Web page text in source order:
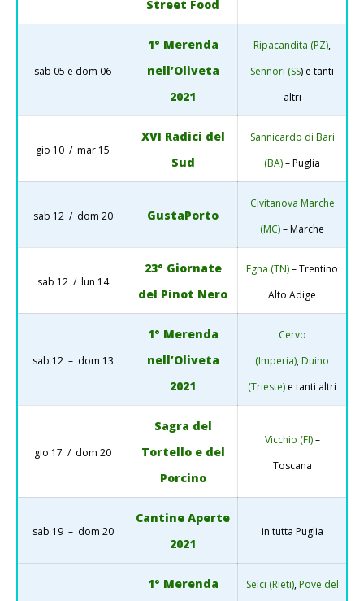
Street Food
sab 05 e dom 06
1° Merenda
nell’Oliveta
2021
Ripacandita (PZ),
Sennori (SS) e tanti
altri
gio 10 / mar 15
XVI Radici del
Sud
Sannicardo di Bari
(BA)– Puglia
sab 12 / dom 20 GustaPorto
Civitanova Marche
(MC)– Marche
sab 12 / lun 14
23° Giornate
del Pinot Nero
Egna (TN)– Trentino
Alto Adige
sab 12 – dom 13
1° Merenda
nell’Oliveta
2021
Cervo
(Imperia),Duino
(Trieste) e tanti altri
gio 17 / dom 20
Sagra del
Tortello e del
Porcino
Vicchio (FI)–
Toscana
sab 19 – dom 20
Cantine Aperte
2021
in tutta Puglia
1° Merenda
Selci (Rieti),Pove del